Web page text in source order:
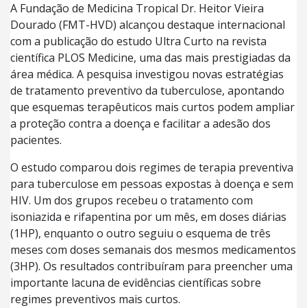
A Fundação de Medicina Tropical Dr. Heitor Vieira
Dourado (FMT-HVD) alcançou destaque internacional
com a publicação do estudo Ultra Curto na revista
científica PLOS Medicine, uma das mais prestigiadas da
área médica. A pesquisa investigou novas estratégias
de tratamento preventivo da tuberculose, apontando
que esquemas terapêuticos mais curtos podem ampliar
a proteção contra a doença e facilitar a adesão dos
pacientes.
O estudo comparou dois regimes de terapia preventiva
para tuberculose em pessoas expostas à doença e sem
HIV. Um dos grupos recebeu o tratamento com
isoniazida e rifapentina por um mês, em doses diárias
(1HP), enquanto o outro seguiu o esquema de três
meses com doses semanais dos mesmos medicamentos
(3HP). Os resultados contribuíram para preencher uma
importante lacuna de evidências científicas sobre
regimes preventivos mais curtos.